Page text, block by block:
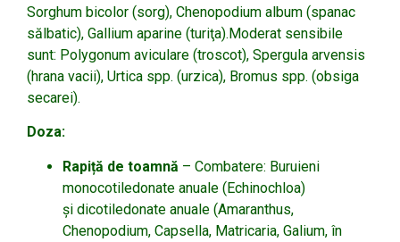
Sorghum bicolor (sorg), Chenopodium album (spanac
sălbatic), Gallium aparine (turiţa).Moderat sensibile
sunt: Polygonum aviculare (troscot), Spergula arvensis
(hrana vacii), Urtica spp. (urzica), Bromus spp. (obsiga
secarei).
Doza:
Rapiță de toamnă – Combatere: Buruieni
monocotiledonate anuale (Echinochloa)
și dicotiledonate anuale (Amaranthus,
Chenopodium, Capsella, Matricaria, Galium, în